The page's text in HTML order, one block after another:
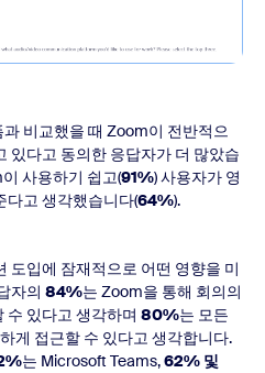
비교했을 때 Zoom이 전반적으
있다고 동의한 응답자가 더 많았습
사용하기 쉽고(91%) 사용자가 영
다고 생각했습니다(64%).
도입에 잠재적으로 어떤 영향을 미
자의 84%는 Zoom을 통해 회의의
수 있다고 생각하며 80%는 모든
게 접근할 수 있다고 생각합니다.
는 Microsoft Teams,62% 및